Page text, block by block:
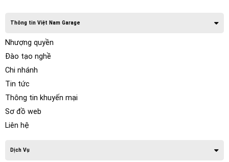
Thông tin Việt Nam Garage
Nhượng quyền
Đào tạo nghề
Chi nhánh
Tin tức
Thông tin khuyến mại
Sơ đồ web
Liên hệ
Dịch Vụ